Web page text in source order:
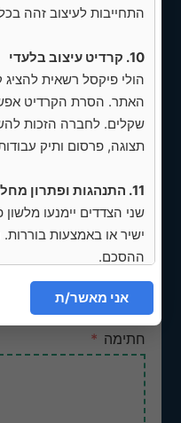
ההצעה לא כוללת קידום
צויין אחרת) -
תשלום
השימוש בפונט
קראתי את הצעת
אותה
קראתי אתחוזה
את התנאים.
חתימה
התחייבות לעיצוב זהה
10. קרדיט עיצוב בלעדי
הולי פיקסל רשאית להציג
שקלים. לחברה הזכות
תצוגה, פרסום ותיק
11. התנהגות ופתרון מחלוקות
שני הצדדים יימנעו
ישיר או באמצעות
ההסכם.
הולי פיקסל יכולה,
ולהציע נוסח למדיניות
לבדוק ולעמוד בכל
שוטפים – חלה על הלקוח
החברה אינה אחראית לכל
אני מאשר/ת